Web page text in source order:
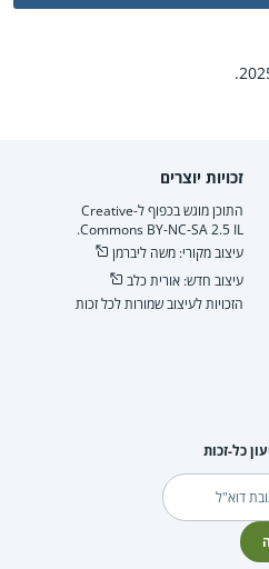
זכויות יוצרים
התוכן מוגש בכפוף ל-Creative
Commons BY-NC-SA 2.5 IL.
עיצוב מקורי: משה ליברמן
עיצוב חדש: אורית כלב
הזכויות לעיצוב שמורות לכל זכות
כל-זכות